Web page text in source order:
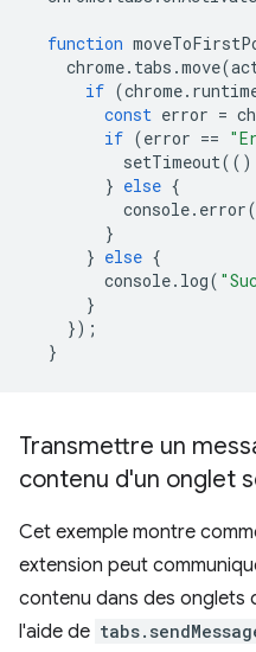
function
chrome. tabs .move(
if (chrome.
const error =
if (error ==
setTimeout(()
} else {
console. error(
}
} else {
console. log(
}
});
}
Transmettre un
contenu d'un onglet
Cet exemple montre
extension peut
contenu dans des onglets
l'aide de